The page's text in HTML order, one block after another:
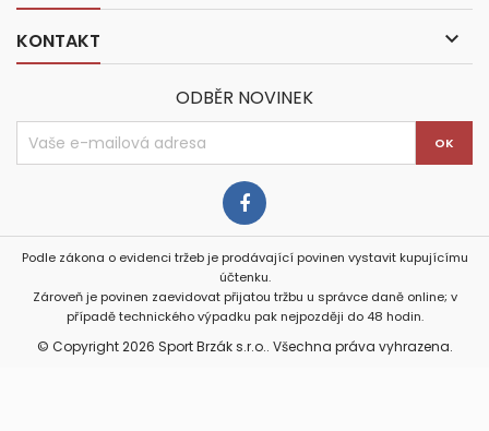
KONTAKT 
ODBĚR NOVINEK
Podle zákona o evidenci tržeb je prodávající povinen vystavit kupujícímu
účtenku.
Zároveň je povinen zaevidovat přijatou tržbu u správce daně online; v
případě technického výpadku pak nejpozději do 48 hodin.
© Copyright 2026 Sport Brzák s.r.o.. Všechna práva vyhrazena.